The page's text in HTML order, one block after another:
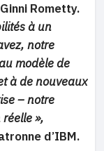
Rometty.
à un
notre
modèle de
à de nouveaux
– notre
»,
d’IBM.